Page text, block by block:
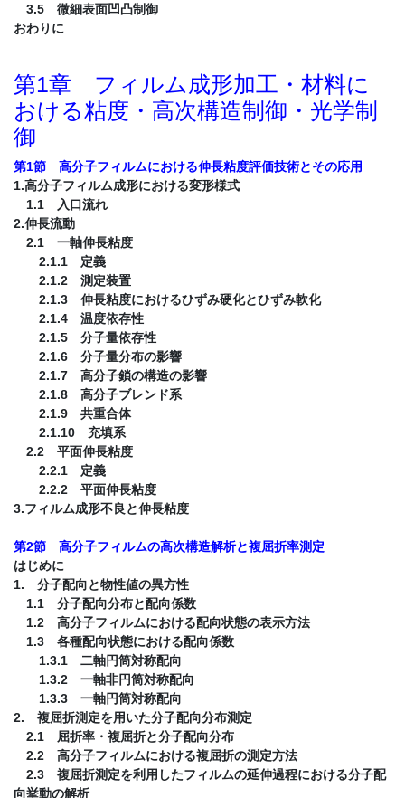
3.5 微細表面凹凸制御
おわりに
第1章 フィルム成形加工・材料に
おける粘度・高次構造制御・光学制
御
第1節 高分子フィルムにおける伸長粘度評価技術とその応用
1.高分子フィルム成形における変形様式
1.1 入口流れ
2.伸長流動
2.1 一軸伸長粘度
2.1.1 定義
2.1.2 測定装置
2.1.3 伸長粘度におけるひずみ硬化とひずみ軟化
2.1.4 温度依存性
2.1.5 分子量依存性
2.1.6 分子量分布の影響
2.1.7 高分子鎖の構造の影響
2.1.8 高分子ブレンド系
2.1.9 共重合体
2.1.10 充填系
2.2 平面伸長粘度
2.2.1 定義
2.2.2 平面伸長粘度
3.フィルム成形不良と伸長粘度
第2節 高分子フィルムの高次構造解析と複屈折率測定
はじめに
1. 分子配向と物性値の異方性
1.1 分子配向分布と配向係数
1.2 高分子フィルムにおける配向状態の表示方法
1.3 各種配向状態における配向係数
1.3.1 二軸円筒対称配向
1.3.2 一軸非円筒対称配向
1.3.3 一軸円筒対称配向
2. 複屈折測定を用いた分子配向分布測定
2.1 屈折率・複屈折と分子配向分布
2.2 高分子フィルムにおける複屈折の測定方法
2.3 複屈折測定を利用したフィルムの延伸過程における分子配
向挙動の解析